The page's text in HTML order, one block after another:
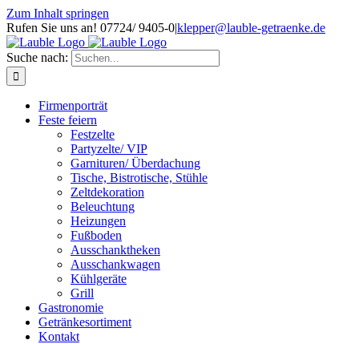
Zum Inhalt springen
Rufen Sie uns an! 07724/ 9405-0|klepper@lauble-getraenke.de
Suche nach:
Firmenporträt
Feste feiern
Festzelte
Partyzelte/ VIP
Garnituren/ Überdachung
Tische, Bistrotische, Stühle
Zeltdekoration
Beleuchtung
Heizungen
Fußboden
Ausschanktheken
Ausschankwagen
Kühlgeräte
Grill
Gastronomie
Getränkesortiment
Kontakt